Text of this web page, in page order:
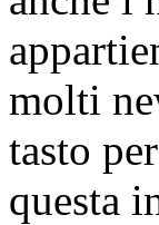
molti
tasto
questa